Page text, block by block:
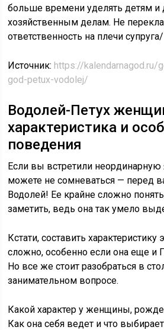
больше времени уделять детям
хозяйственным делам. Не
ответственность на плечи
Источник: https://kalendarnagod.ru/
god-petux-vodolej/
Водолей-Петух
характеристика и
поведения
Если вы встретили неординарную
можете не сомневаться — перед
Водолей! Ее крайне сложно
заметить, ведь она так умело
Кстати, составить характеристику
сложно, особенно если она еще и
Но все же стоит разобраться в
занимательном вопросе.
Какой характер у женщины,
Как она себя ведет и что